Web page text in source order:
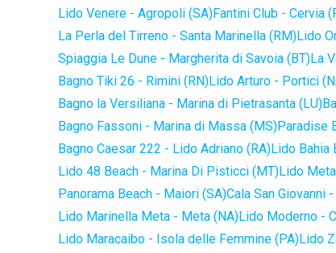
Lido Venere - Agropoli (SA)Fantini Club - Cervia
La Perla del Tirreno - Santa Marinella (RM)Lido
Spiaggia Le Dune - Margherita di Savoia (BT)La
Bagno Tiki 26 - Rimini (RN)Lido Arturo - Portici
Bagno la Versiliana - Marina di Pietrasanta (LU)
Bagno Fassoni - Marina di Massa (MS)Paradise
Bagno Caesar 222 - Lido Adriano (RA)Lido Bahia
Lido 48 Beach - Marina Di Pisticci (MT)Lido
Panorama Beach - Maiori (SA)Cala San Giovanni
Lido Marinella Meta - Meta (NA)Lido Moderno -
Lido Maracaibo - Isola delle Femmine (PA)Lido